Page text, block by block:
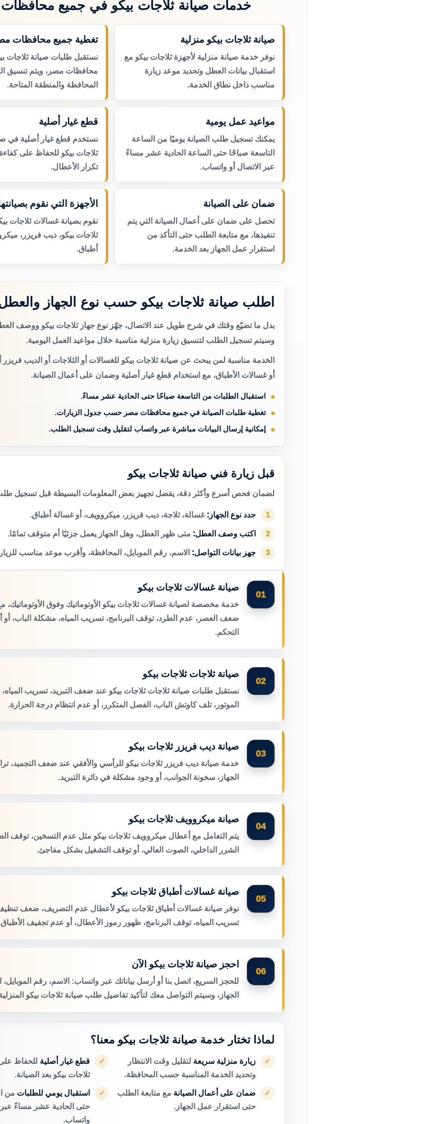
خدمات صيانة ثلاجات بيكو في جميع
صيانة ثلاجات بيكو منزلية
نوفر خدمة صيانة منزلية لأجهزة ثلاجات بيكو مع
استقبال بيانات العطل وتحديد موعد زيارة
مناسب داخل نطاق الخدمة.
تغطية جميع محافظات
نستقبل طلبات صيانة ثلاجات
محافظات مصر، ويتم تنسيق
المحافظة والمنطقة المتاحة.
مواعيد عمل يومية
يمكنك تسجيل طلب الصيانة يوميًا من الساعة
التاسعة صباحًا حتى الساعة الحادية عشر مساءً
عبر الاتصال أو واتساب.
قطع غيار أصلية
نستخدم قطع غيار أصلية في
ثلاجات بيكو للحفاظ على كفاءة
تكرار الأعطال.
ضمان على الصيانة
تحصل على ضمان على أعمال الصيانة التي يتم
تنفيذها، مع متابعة الطلب حتى التأكد من
استقرار عمل الجهاز بعد الخدمة.
الأجهزة التي نقوم
نقوم بصيانة غسالات ثلاجات
ثلاجات بيكو، ديب فريزر،
أطباق.
اطلب صيانة ثلاجات بيكو حسب نوع الجهاز
بدل ما تضيّع وقتك في شرح طويل عند الاتصال، جهّز نوع جهاز ثلاجات بيكو ووصف
وسيتم تسجيل الطلب لتنسيق زيارة منزلية مناسبة خلال مواعيد العمل اليومية.
الخدمة مناسبة لمن يبحث عن صيانة ثلاجات بيكو للغسالات أو الثلاجات أو الديب فريزر
أو غسالات الأطباق، مع استخدام قطع غيار أصلية وضمان على أعمال الصيانة.
استقبال الطلبات من التاسعة صباحًا حتى الحادية عشر مساءً.
تغطية طلبات الصيانة في جميع محافظات مصر حسب جدول الزيارات.
إمكانية إرسال البيانات مباشرة عبر واتساب لتقليل وقت تسجيل الطلب.
قبل زيارة فني صيانة ثلاجات بيكو
لضمان فحص أسرع وأكثر دقة، يفضل تجهيز بعض المعلومات البسيطة قبل تسجيل
1 حدد نوع الجهاز: غسالة، ثلاجة، ديب فريزر، ميكروويف، أو غسالة أطباق.
2 اكتب وصف العطل: متى ظهر العطل، وهل الجهاز يعمل جزئيًا أم متوقف تمامًا.
3 جهز بيانات التواصل: الاسم، رقم الموبايل، المحافظة، وأقرب موعد مناسب
01
صيانة غسالات ثلاجات بيكو
خدمة مخصصة لصيانة غسالات ثلاجات بيكو الأوتوماتيك وفوق
ضعف العصر، عدم الطرد، توقف البرنامج، تسريب المياه، مشكلة الباب،
التحكم.
02
صيانة ثلاجات ثلاجات بيكو
نستقبل طلبات صيانة ثلاجات ثلاجات بيكو عند ضعف التبريد، تسريب
الموتور، تلف كاوتش الباب، الفصل المتكرر، أو عدم انتظام درجة الحرارة.
03
صيانة ديب فريزر ثلاجات بيكو
خدمة صيانة ديب فريزر ثلاجات بيكو للرأسي والأفقي عند ضعف التجميد،
الجهاز، سخونة الجوانب، أو وجود مشكلة في دائرة التبريد.
04
صيانة ميكروويف ثلاجات بيكو
يتم التعامل مع أعطال ميكروويف ثلاجات بيكو مثل عدم التسخين، توقف
الشرر الداخلي، الصوت العالي، أو توقف التشغيل بشكل مفاجئ.
05
صيانة غسالات أطباق ثلاجات بيكو
نوفر صيانة غسالات أطباق ثلاجات بيكو لأعطال عدم التصريف، ضعف
تسريب المياه، توقف البرنامج، ظهور رموز الأعطال، أو عدم تجفيف
06
احجز صيانة ثلاجات بيكو الآن
للحجز السريع، اتصل بنا أو أرسل بياناتك عبر واتساب: الاسم، رقم
الجهاز، وسيتم التواصل معك لتأكيد تفاصيل طلب صيانة ثلاجات بيكو
لماذا تختار خدمة صيانة ثلاجات بيكو معنا؟
✓ زيارة منزلية سريعة لتقليل وقت الانتظار
وتحديد الخدمة المناسبة حسب المحافظة.
✓ قطع غيار أصلية للحفاظ
ثلاجات بيكو بعد الصيانة.
✓ ضمان على أعمال الصيانة مع متابعة الطلب
حتى استقرار عمل الجهاز.
✓ استقبال يومي للطلبات من
حتى الحادية عشر مساءً عبر
واتساب.